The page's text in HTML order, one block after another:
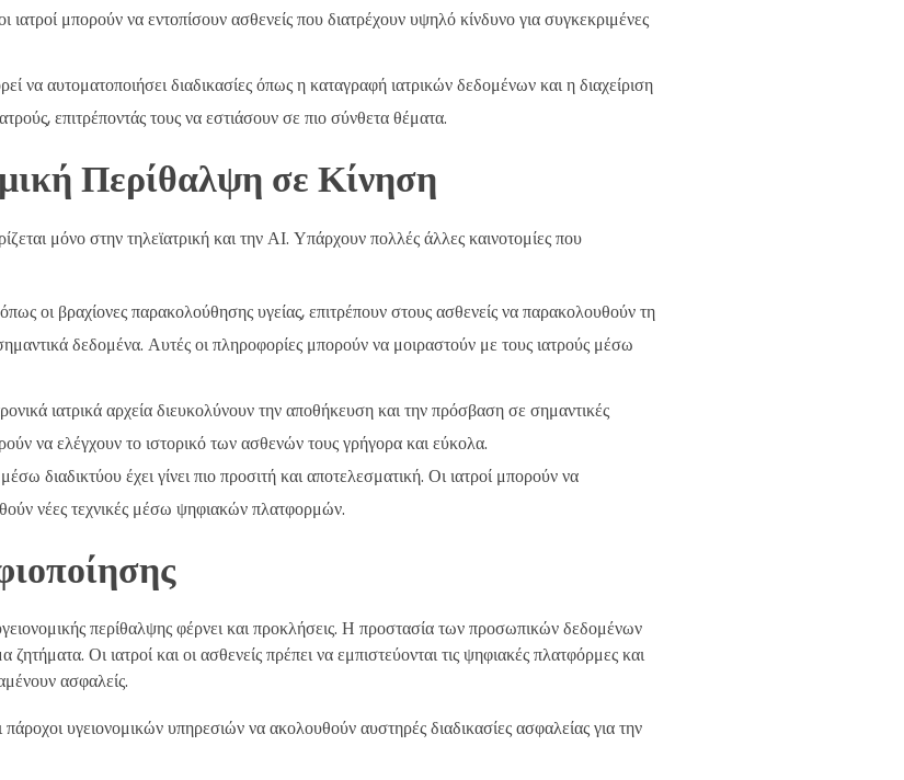
μπορούν να εντοπίσουν ασθενείς που διατρέχουν υψηλό κίνδυνο για συγκεκριμένες
να αυτοματοποιήσει διαδικασίες όπως η καταγραφή ιατρικών δεδομένων και η διαχείριση
επιτρέποντάς τους να εστιάσουν σε πιο σύνθετα θέματα.
Περίθαλψη σε Κίνηση
μόνο στην τηλεϊατρική και την ΑΙ. Υπάρχουν πολλές άλλες καινοτομίες που
οι βραχίονες παρακολούθησης υγείας, επιτρέπουν στους ασθενείς να παρακολουθούν τη
δεδομένα. Αυτές οι πληροφορίες μπορούν να μοιραστούν με τους ιατρούς μέσω
ιατρικά αρχεία διευκολύνουν την αποθήκευση και την πρόσβαση σε σημαντικές
να ελέγχουν το ιστορικό των ασθενών τους γρήγορα και εύκολα.
διαδικτύου έχει γίνει πιο προσιτή και αποτελεσματική. Οι ιατροί μπορούν να
νέες τεχνικές μέσω ψηφιακών πλατφορμών.
περίθαλψης φέρνει και προκλήσεις. Η προστασία των προσωπικών δεδομένων
Οι ιατροί και οι ασθενείς πρέπει να εμπιστεύονται τις ψηφιακές πλατφόρμες και
ασφαλείς.
πάροχοι υγειονομικών υπηρεσιών να ακολουθούν αυστηρές διαδικασίες ασφαλείας για την